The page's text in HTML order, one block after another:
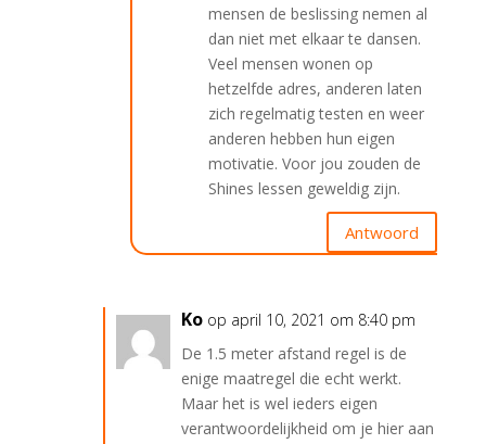
mensen de beslissing nemen al
dan niet met elkaar te dansen.
Veel mensen wonen op
hetzelfde adres, anderen laten
zich regelmatig testen en weer
anderen hebben hun eigen
motivatie. Voor jou zouden de
Shines lessen geweldig zijn.
Antwoord
Ko op april 10, 2021 om 8:40 pm
De 1.5 meter afstand regel is de
enige maatregel die echt werkt.
Maar het is wel ieders eigen
verantwoordelijkheid om je hier aan